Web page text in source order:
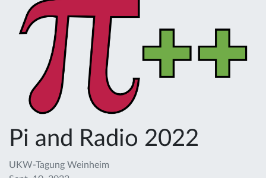
Pi and Radio 2022
UKW-Tagung Weinheim